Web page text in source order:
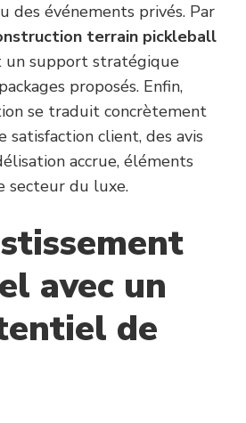
des événements privés. Par
terrain pickleball
un support stratégique
proposés. Enfin,
se traduit concrètement
satisfaction client, des avis
accrue, éléments
secteur du luxe.
avec un
de